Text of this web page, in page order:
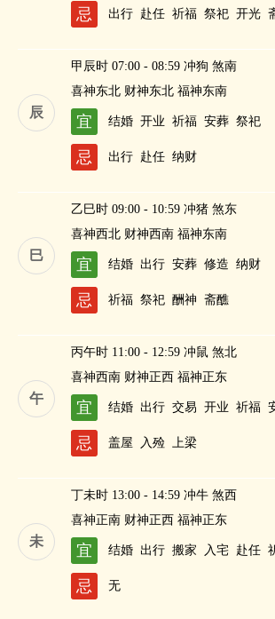
忌 出行 赴任 祈福 祭祀 开光
辰
甲辰时 07:00 - 08:59 冲狗 煞南
喜神东北 财神东北 福神东南
宜 结婚 开业 祈福 安葬 祭祀
忌 出行 赴任 纳财
巳
乙巳时 09:00 - 10:59 冲猪 煞东
喜神西北 财神西南 福神东南
宜 结婚 出行 安葬 修造 纳财
忌 祈福 祭祀 酬神 斋醮
午
丙午时 11:00 - 12:59 冲鼠 煞北
喜神西南 财神正西 福神正东
宜 结婚 出行 交易 开业 祈福
忌 盖屋 入殓 上梁
未
丁未时 13:00 - 14:59 冲牛 煞西
喜神正南 财神正西 福神正东
宜 结婚 出行 搬家 入宅 赴任
忌 无